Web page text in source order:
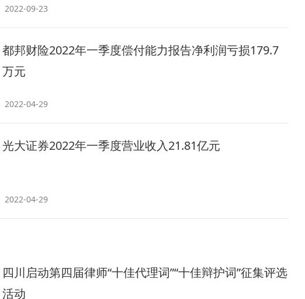
2022-09-23
都邦财险2022年一季度偿付能力报告净利润亏损179.7
万元
2022-04-29
光大证券2022年一季度营业收入21.81亿元
2022-04-29
四川启动第四届律师“十佳代理词”“十佳辩护词”征集评选
活动